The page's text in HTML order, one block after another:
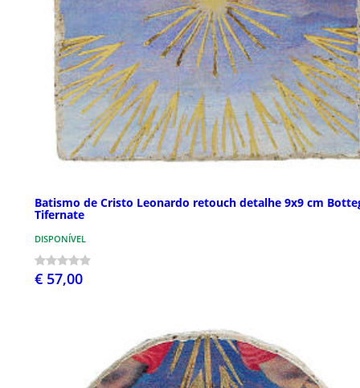
Batismo de Cristo Leonardo retouch detalhe 9x9 cm
Tifernate
DISPONÍVEL
€ 57,00